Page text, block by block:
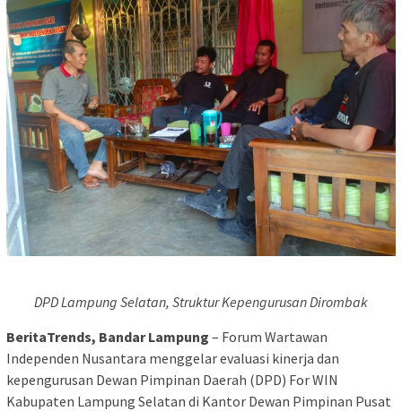
DPD Lampung Selatan, Struktur Kepengurusan Dirombak
BeritaTrends, Bandar Lampung – Forum Wartawan
Independen Nusantara menggelar evaluasi kinerja dan
kepengurusan Dewan Pimpinan Daerah (DPD) For WIN
Kabupaten Lampung Selatan di Kantor Dewan Pimpinan Pusat